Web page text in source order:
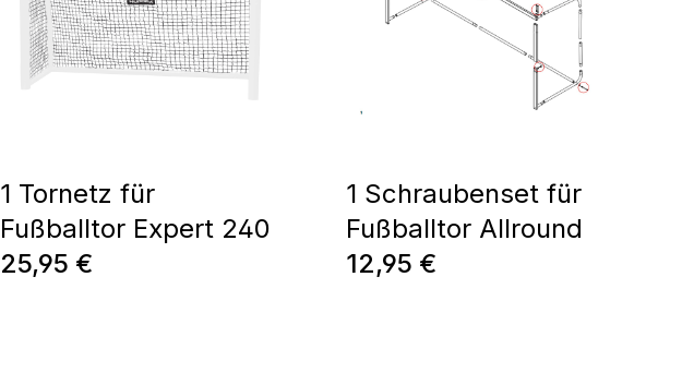
1 Tornetz für
Fußballtor Expert 240
Regulärer Preis:
25,95 €
1 Schraubenset für
Fußballtor Allround
Regulärer Preis:
12,95 €